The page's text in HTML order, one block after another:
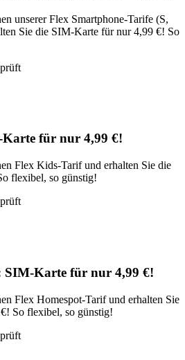
unserer Flex Smartphone-Tarife (S,
Sie die SIM-Karte für nur 4,99 €! So
für nur 4,99 €!
Flex Kids-Tarif und erhalten Sie die
flexibel, so günstig!
SIM-Karte für nur 4,99 €!
Flex Homespot-Tarif und erhalten Sie
So flexibel, so günstig!